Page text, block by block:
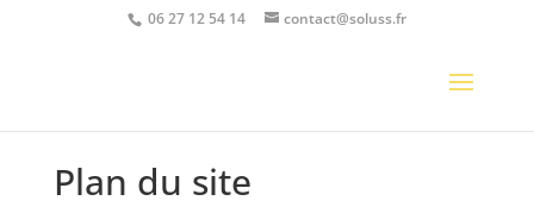
06 27 12 54 14 contact@soluss.fr
Plan du site